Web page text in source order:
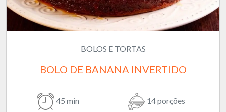
BOLOS E TORTAS
BOLO DE BANANA INVERTIDO
45 min 14 porções